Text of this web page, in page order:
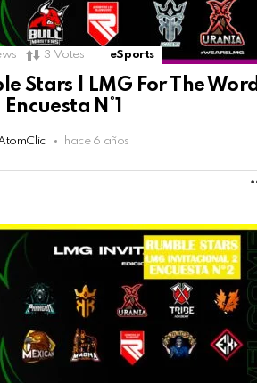
3 Votes eSports
Stars | LMG For The Word
N°1
hace 6 años